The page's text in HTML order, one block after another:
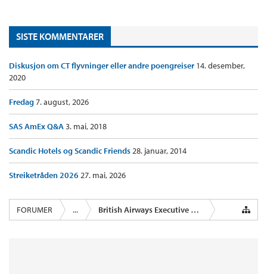
SISTE KOMMENTARER
Diskusjon om CT flyvninger eller andre poengreiser 14. desember,
2020
Fredag7. august, 2026
SAS AmEx Q&A3. mai, 2018
Scandic Hotels og Scandic Friends28. januar, 2014
Streiketråden 2026 27. mai, 2026
FORUMER ... British Airways Executive Club